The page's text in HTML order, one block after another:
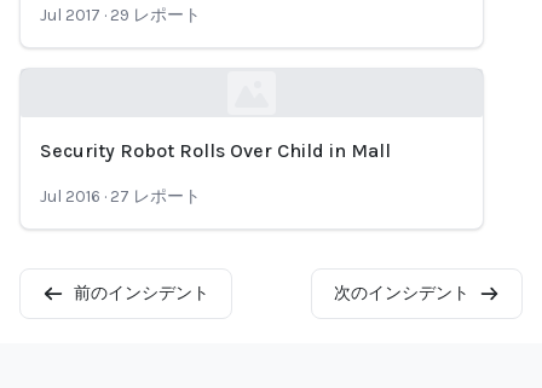
Jul 2017 · 29 レポート
Security Robot Rolls Over Child in Mall
Jul 2016 · 27 レポート
前のインシデント 次のインシデント